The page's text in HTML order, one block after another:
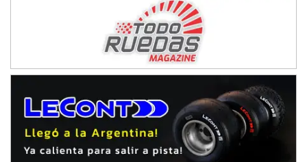
José Samuel Sánchez (Tierra)
TUCUMANO - F5
El Timbó (Tucumán)
COBERTURA ESPECIAL DE E-KART.COM.AR
08/09-AGO